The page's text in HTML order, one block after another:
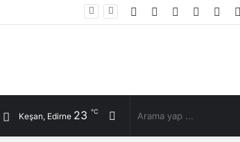
RSS
YouTube
Twitter
Facebook
Rastgele
Keşan, Edirne 23 ℃